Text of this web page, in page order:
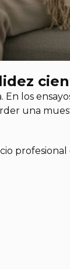
los
una
profesional